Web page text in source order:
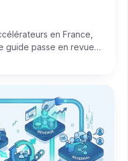
en France,
guide passe en revue